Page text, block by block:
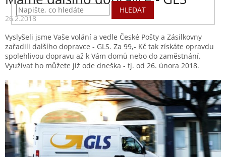
HLEDAT
26.2.2018
Vyslyšeli jsme Vaše volání a vedle České Pošty a Zásilkovny
zařadili dalšího dopravce - GLS. Za 99,- Kč tak získáte opravdu
spolehlivou dopravu až k Vám domů nebo do zaměstnání.
Využívat ho můžete již ode dneška - tj. od 26. února 2018.